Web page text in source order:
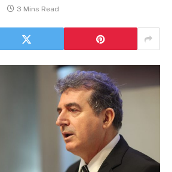
3 Mins Read